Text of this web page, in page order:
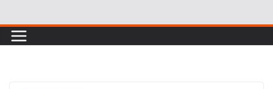
to
content